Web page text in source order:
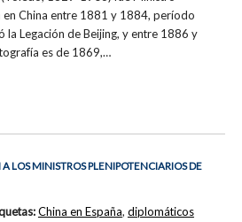
en China entre 1881 y 1884, período
la Legación de Beijing, y entre 1886 y
es de 1869,…
LOS MINISTROS PLENIPOTENCIARIOS DE
China en España, diplomáticos